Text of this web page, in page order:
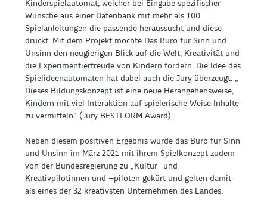
Kinderspielautomat, welcher bei Eingabe spezifischer
Wünsche aus einer Datenbank mit mehr als 100
Spielanleitungen die passende heraussucht und diese
druckt. Mit dem Projekt möchte Das Büro für Sinn und
Unsinn den neugierigen Blick auf die Welt, Kreativität und
die Experimentierfreude von Kindern fördern. Die Idee des
Spielideenautomaten hat dabei auch die Jury überzeugt: „
Dieses Bildungskonzept ist eine neue Herangehensweise,
Kindern mit viel Interaktion auf spielerische Weise Inhalte
zu vermitteln“ (Jury BESTFORM Award)
Neben diesem positiven Ergebnis wurde das Büro für Sinn
und Unsinn im März 2021 mit ihrem Spielkonzept zudem
von der Bundesregierung zu „Kultur- und
Kreativpilotinnen und –piloten gekürt und gelten damit
als eines der 32 kreativsten Unternehmen des Landes.